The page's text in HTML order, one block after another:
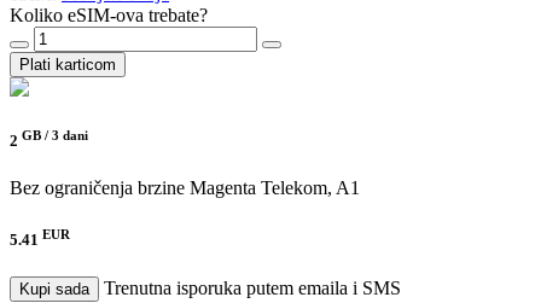
Koliko eSIM-ova trebate?
Plati karticom
2 GB / 3 dani
Bez ograničenja brzine Magenta Telekom, A1
5.41 EUR
Kupi sada
Trenutna isporuka putem emaila i SMS